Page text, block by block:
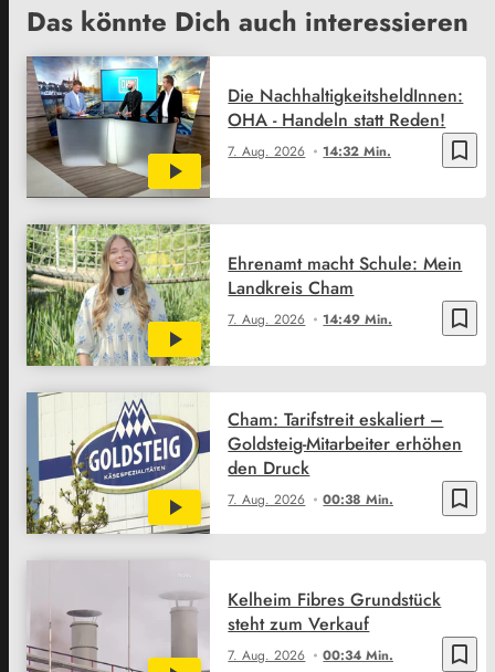
Das könnte Dich auch interessieren
bookmark_border
7. Aug. 2026 14:32 Min.
Die NachhaltigkeitsheldInnen:
OHA - Handeln statt Reden!
bookmark_border
7. Aug. 2026 14:49 Min.
Ehrenamt macht Schule: Mein
Landkreis Cham
bookmark_border
7. Aug. 2026 00:38 Min.
Cham: Tarifstreit eskaliert –
Goldsteig-Mitarbeiter erhöhen
den Druck
bookmark_border
7. Aug. 2026 00:34 Min.
Kelheim Fibres Grundstück
steht zum Verkauf